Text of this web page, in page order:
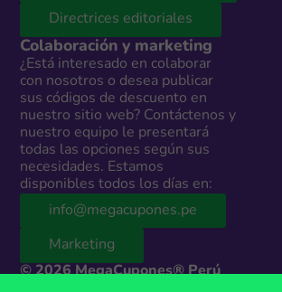
Directrices editoriales
Colaboración y marketing
¿Está interesado en colaborar
con nosotros o desea publicar
sus códigos de descuento en
nuestro sitio web? Contáctenos y
nuestro equipo le presentará
todas las opciones según sus
necesidades. Estamos
disponibles todos los días en:
info@megacupones.pe
Marketing
© 2026 MegaCupones® Perú